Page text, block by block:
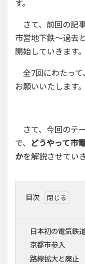
す。
さて、前回の記事で予告した通り、今回から「京都
市営地下鉄～過去
開始していきます。
全7回にわたって、連載を開始するので、よろしく
お願いいたします。
さて、今回のテ
で、
どうやって市
かを解説させていき
目次
日本初の電気鉄
京都市参入
路線拡大と廃止